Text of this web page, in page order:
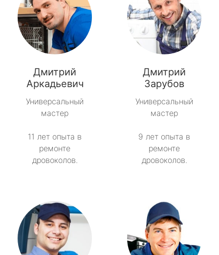
Дмитрий
Аркадьевич
Универсальный
мастер
11 лет опыта в
ремонте
дровоколов.
Дмитрий
Зарубов
Универсальный
мастер
9 лет опыта в
ремонте
дровоколов.